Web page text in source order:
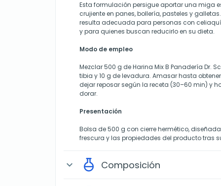
Esta formulación persigue aportar una miga
crujiente en panes, bollería, pasteles y
resulta adecuada para personas con
y para quienes buscan reducirlo en su dieta.
Modo de empleo
Mezclar 500 g de Harina Mix B Panadería Dr.
tibia y 10 g de levadura. Amasar hasta
dejar reposar según la receta (30–60 min) y
dorar.
Presentación
Bolsa de 500 g con cierre hermético,
frescura y las propiedades del producto tras
expand_more Composición